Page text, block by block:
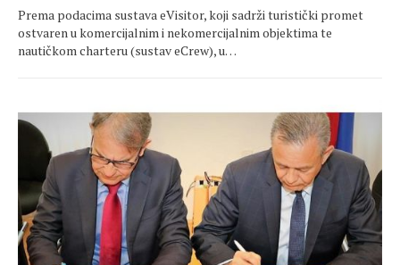
Prema podacima sustava eVisitor, koji sadrži turistički promet
ostvaren u komercijalnim i nekomercijalnim objektima te
nautičkom charteru (sustav eCrew), u…